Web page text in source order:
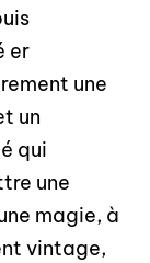
er
une
un
qui
une
magie, à
vintage,